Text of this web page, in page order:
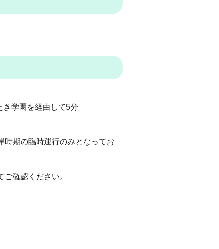
き学園を経由して5分
時期の臨時運行のみとなってお
確認ください。